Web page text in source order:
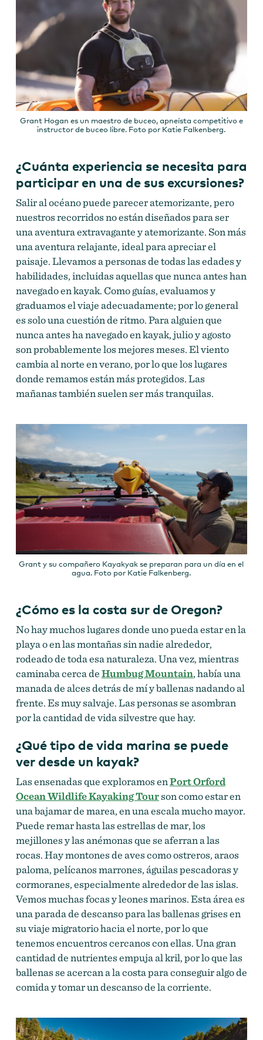
Grant Hogan es un maestro de buceo, apneísta competitivo e
instructor de buceo libre. Foto por Katie Falkenberg.
¿Cuánta experiencia se necesita para
participar en una de sus excursiones?
Salir al océano puede parecer atemorizante, pero
nuestros recorridos no están diseñados para ser
una aventura extravagante y atemorizante. Son más
una aventura relajante, ideal para apreciar el
paisaje. Llevamos a personas de todas las edades y
habilidades, incluidas aquellas que nunca antes han
navegado en kayak. Como guías, evaluamos y
graduamos el viaje adecuadamente; por lo general
es solo una cuestión de ritmo. Para alguien que
nunca antes ha navegado en kayak, julio y agosto
son probablemente los mejores meses. El viento
cambia al norte en verano, por lo que los lugares
donde remamos están más protegidos. Las
mañanas también suelen ser más tranquilas.
Grant y su compañero Kayakyak se preparan para un día en el
agua. Foto por Katie Falkenberg.
¿Cómo es la costa sur de Oregon?
No hay muchos lugares donde uno pueda estar en la
playa o en las montañas sin nadie alrededor,
rodeado de toda esa naturaleza. Una vez, mientras
caminaba cerca deHumbug Mountain, había una
manada de alces detrás de mí y ballenas nadando al
frente. Es muy salvaje. Las personas se asombran
por la cantidad de vida silvestre que hay.
¿Qué tipo de vida marina se puede
ver desde un kayak?
Las ensenadas que exploramos enPort Orford
Ocean Wildlife Kayaking Tourson como estar en
una bajamar de marea, en una escala mucho mayor.
Puede remar hasta las estrellas de mar, los
mejillones y las anémonas que se aferran a las
rocas. Hay montones de aves como ostreros, araos
paloma, pelícanos marrones, águilas pescadoras y
cormoranes, especialmente alrededor de las islas.
Vemos muchas focas y leones marinos. Esta área es
una parada de descanso para las ballenas grises en
su viaje migratorio hacia el norte, por lo que
tenemos encuentros cercanos con ellas. Una gran
cantidad de nutrientes empuja al kril, por lo que las
ballenas se acercan a la costa para conseguir algo de
comida y tomar un descanso de la corriente.